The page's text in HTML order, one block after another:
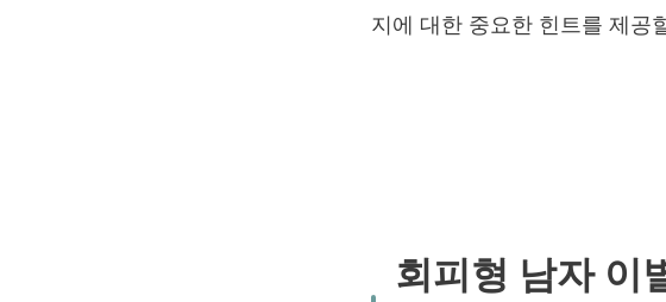
지에 대한 중요한 힌트를 제공
회피형 남자 이